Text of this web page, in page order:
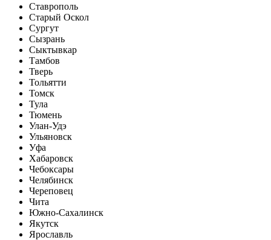
Ставрополь
Старый Оскол
Сургут
Сызрань
Сыктывкар
Тамбов
Тверь
Тольятти
Томск
Тула
Тюмень
Улан-Удэ
Ульяновск
Уфа
Хабаровск
Чебоксары
Челябинск
Череповец
Чита
Южно-Сахалинск
Якутск
Ярославль